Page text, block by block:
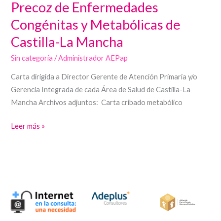
Precoz de Enfermedades
Congénitas y Metabólicas de
Castilla-La Mancha
Sin categoría /Administrador AEPap
Carta dirigida a Director Gerente de Atención Primaria y/o
Gerencia Integrada de cada Área de Salud de Castilla-La
Mancha Archivos adjuntos: Carta cribado metabólico
de
Detección
Precoz
Enfermedades
Congénitas
y
Metabólicas
Castilla-
Leer más »